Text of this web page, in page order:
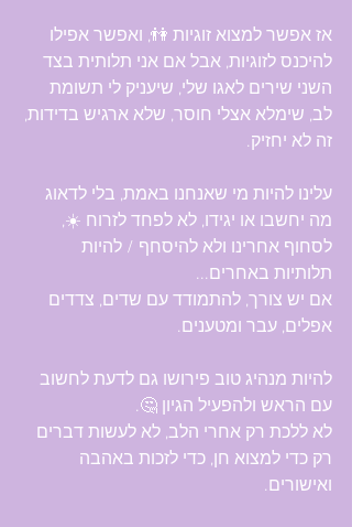
אז אפשר למצוא זוגיות 👫, ואפשר אפילו
להיכנס לזוגיות, אבל אם אני תלותית בצד
השני שירים לאגו שלי, שיעניק לי תשומת
לב, שימלא אצלי חוסר, שלא ארגיש בדידות,
זה לא יחזיק.
עלינו להיות מי שאנחנו באמת, בלי לדאוג
מה יחשבו או יגידו, לא לפחד לזרוח ☀️,
לסחוף אחרינו ולא להיסחף / להיות
תלותיות באחרים...
אם יש צורך, להתמודד עם שדים, צדדים
אפלים, עבר ומטענים.
להיות מנהיג טוב פירושו גם לדעת לחשוב
עם הראש ולהפעיל הגיון 🤔.
לא ללכת רק אחרי הלב, לא לעשות דברים
רק כדי למצוא חן, כדי לזכות באהבה
ואישורים.